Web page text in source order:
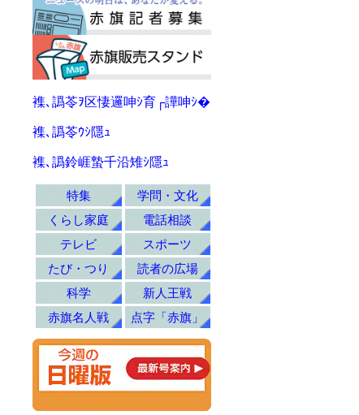
襍､譌苓ｦ区悽邏呻ｼ育┌譁呻ｼ�
襍､譌苓ｳｼ隱ｭ
襍､譌鈴崕蟄千沿雉ｼ隱ｭ
特集
学問・文化
くらし家庭
電話相談
テレビ
スポーツ
たび・つり
読者の広場
科学
新人王戦
赤旗名人戦
点字「赤旗」